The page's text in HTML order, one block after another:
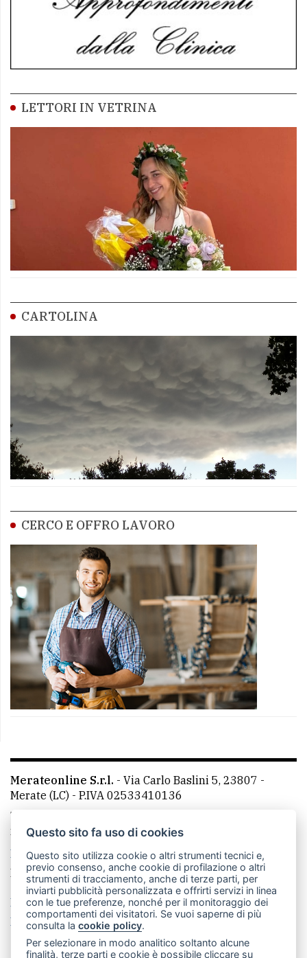
LETTORI IN VETRINA
CARTOLINA
CERCO E OFFRO LAVORO
Merateonline S.r.l. - Via Carlo Baslini 5, 23807 -
Merate (LC) - P.IVA 02533410136
Telefono:
mail: redazione@merateonline.it
La redazione
CasateOnline LeccoOnline
RSS
Made by VIP
Privacy policy
Cookie policy
Rivedi le tue scelte sui cookie
Questo sito fa uso di cookies
Questo sito utilizza cookie o altri strumenti tecnici e,
previo consenso, anche cookie di profilazione o altri
strumenti di tracciamento, anche di terze parti, per
inviarti pubblicità personalizzata e offrirti servizi in linea
con le tue preferenze, nonché per il monitoraggio dei
comportamenti dei visitatori. Se vuoi saperne di più
consulta lacookie policy.
Per selezionare in modo analitico soltanto alcune
finalità, terze parti e cookie è possibile cliccare su